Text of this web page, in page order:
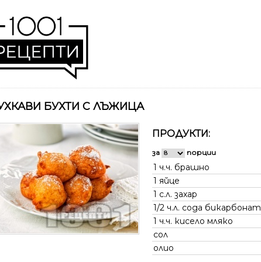
БУХТИ С ЛЪЖИЦА
ПРОДУКТИ:
за порции
1 ч.ч. брашно
1 яйце
1 с.л. захар
1/2 ч.л. сода бикарбонат
1 ч.ч. кисело мляко
сол
олио